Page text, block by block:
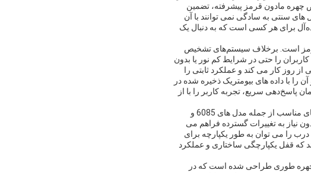
مادون قرمز پیشرفته، تضمین
های سنتی به سادگی نمی توانند با آن
برای هر کسی است که به دنبال یک
است. برخلاف سیستم‌های تشخیص
را حتی در شرایط کم نور یا بدون
روز کار می کند و عملکرد ثابتی را
با داده های بیومتریک ذخیره شده در
زمان پاسخ‌دهی سریع، تجربه کاربر را با از
قفل درب تشخیص چهره که برای سازگاری با انواع تنظیمات درب طراحی شده است، از قفل های مناسب از جمله مدل های 6085 و
نیاز به تغییرات گسترده فراهم می
را می توان به طور یکپارچه برای
که قفل یکپارچگی ساختاری و عملکرد
طوری طراحی شده است که در